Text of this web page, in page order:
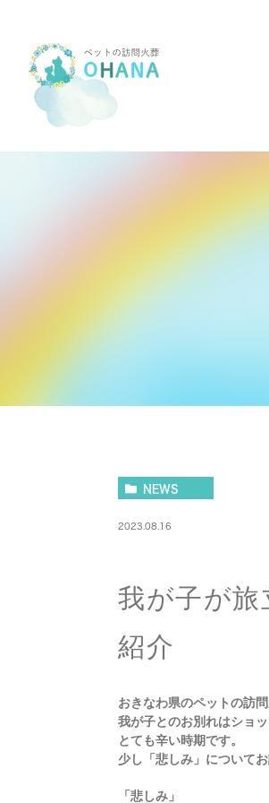
NEWS
2023.08.16
我が子が
紹介
おきなわ県のペットの訪
我が子とのお別れはショ
とても辛い時期です。
少し「悲しみ」について
「悲しみ」